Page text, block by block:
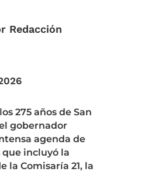
Redacción
275 años de San
gobernador
agenda de
incluyó la
la Comisaría 21, la